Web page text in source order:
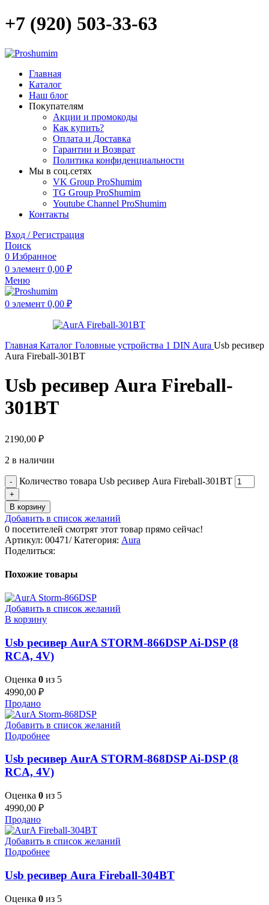
+7 (920) 503-33-63
Главная
Каталог
Наш блог
Покупателям
Акции и промокоды
Как купить?
Оплата и Доставка
Гарантии и Возврат
Политика конфиденциальности
Мы в соц.сетях
VK Group ProShumim
TG Group ProShumim
Youtube Channel ProShumim
Контакты
Вход / Регистрация
Поиск
0 Избранное
0 элемент 0,00 ₽
Меню
0 элемент 0,00 ₽
Главная Каталог Головные устройства 1 DIN Aura Usb ресивер
Aura Fireball-301BT
Usb ресивер Aura Fireball-
301BT
2190,00 ₽
2 в наличии
Количество товара Usb ресивер Aura Fireball-301BT
В корзину
Добавить в список желаний
0 посетителей смотрят этот товар прямо сейчас!
Артикул: 00471/Категория: Aura
Поделиться:
Похожие товары
Добавить в список желаний
В корзину
Usb ресивер AurA STORM-866DSP Ai-DSP (8
RCA, 4V)
Оценка 0 из 5
4990,00 ₽
Продано
Добавить в список желаний
Подробнее
Usb ресивер AurA STORM-868DSP Ai-DSP (8
RCA, 4V)
Оценка 0 из 5
4990,00 ₽
Продано
Добавить в список желаний
Подробнее
Usb ресивер Aura Fireball-304BT
Оценка 0 из 5